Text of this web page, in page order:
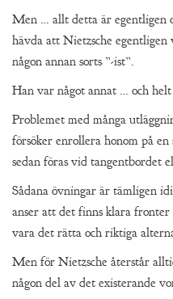
Men … allt detta är egentligen
hävda att Nietzsche
någon annan sorts ”-ist”.
Han var något annat … och helt
Problemet med många
försöker enrollera honom på
sedan föras vid tangentbordet
Sådana övningar är tämligen
anser att det finns klara fronter
vara det rätta och riktiga
Men för Nietzsche återstår
någon del av det existerande